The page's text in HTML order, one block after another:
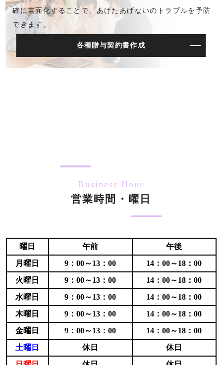
確に書面化することで、あげたあげないのトラブルを予防
できます。
各種贈与契約書作成
Business Hour
営業時間・曜日
曜日 午前
午後
月曜日
9：00～13：00
14：00～18：00
火曜日
9：00～13：00
14：00～18：00
水曜日
9：00～13：00
14：00～18：00
木曜日
9：00～13：00
14：00～18：00
金曜日
9：00～13：00
14：00～18：00
土曜日
休日
休日